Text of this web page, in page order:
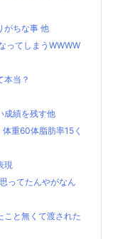
がちな事 他
ってしまうWWWW
本当？
成績を残す他
重60体脂肪率15く
現
ってたんやがなん
こと無くて渡された